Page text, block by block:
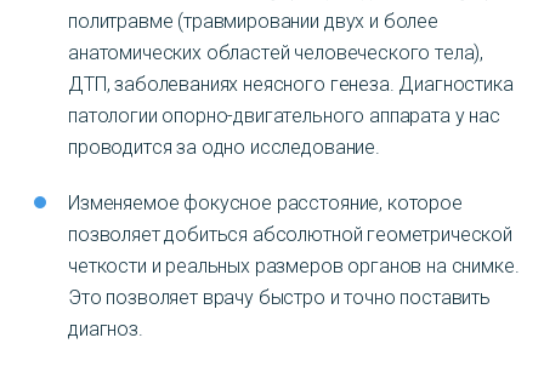
политравме (травмировании двух и более
анатомических областей человеческого тела),
ДТП, заболеваниях неясного генеза. Диагностика
патологии опорно-двигательного аппарата у нас
проводится за одно исследование.
Изменяемое фокусное расстояние, которое
позволяет добиться абсолютной геометрической
четкости и реальных размеров органов на снимке.
Это позволяет врачу быстро и точно поставить
диагноз.